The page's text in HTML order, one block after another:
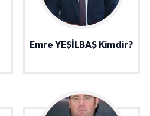
Emre YEŞİLBAŞ Kimdir?